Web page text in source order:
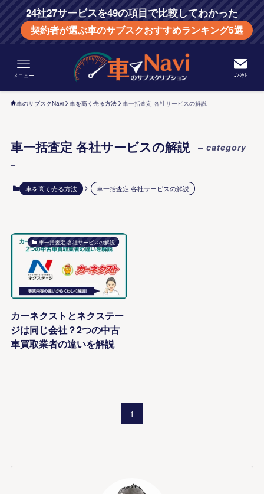
24社27サービスを49の項目で比較してわかった
契約者が選ぶ車のサブスクおすすめランキング5選
ｺﾝﾀｸﾄ
メニュー
車のサブスクNavi 車を高く売る方法 車一括査定 各社サービスの解説
車一括査定 各社サービスの解説
– category
–
車を高く売る方法 車一括査定 各社サービスの解説
車一括査定 各社サービスの解説
カーネクストとネクステー
ジは同じ会社？2つの中古
車買取業者の違いを解説
1